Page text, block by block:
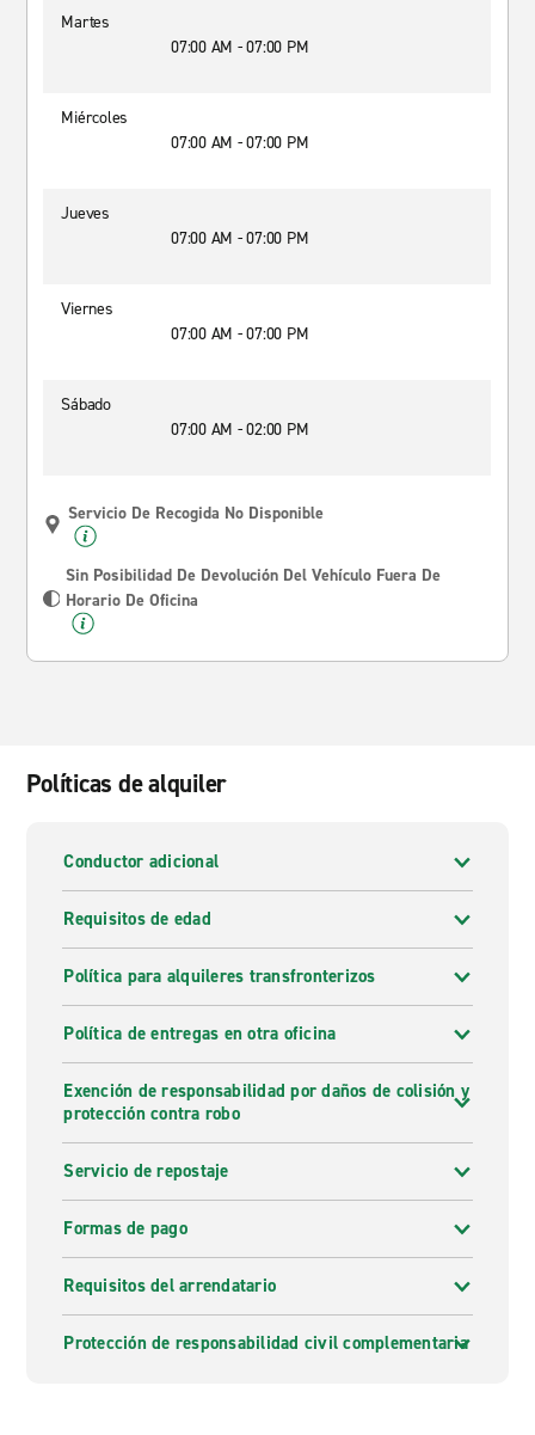
Martes
07:00 AM - 07:00 PM
Miércoles
07:00 AM - 07:00 PM
Jueves
07:00 AM - 07:00 PM
Viernes
07:00 AM - 07:00 PM
Sábado
07:00 AM - 02:00 PM
Servicio De Recogida No Disponible
Sin Posibilidad De Devolución Del Vehículo Fuera De
Horario De Oficina
Políticas de alquiler
Conductor adicional
Requisitos de edad
Política para alquileres transfronterizos
Política de entregas en otra oficina
Exención de responsabilidad por daños de colisión y
protección contra robo
Servicio de repostaje
Formas de pago
Requisitos del arrendatario
Protección de responsabilidad civil complementaria